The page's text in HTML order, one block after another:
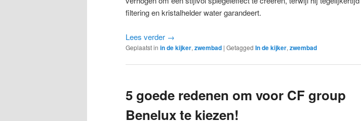
filtering en kristalhelder water garandeert.
Lees verder →
Geplaatst in in de kijker, zwembad | Getagged In de kijker, zwembad
5 goede redenen om voor CF group
Benelux te kiezen!